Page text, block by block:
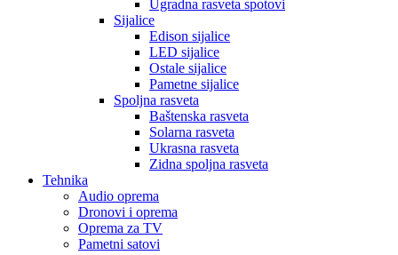
Ugradna rasveta spotovi
Sijalice
Edison sijalice
LED sijalice
Ostale sijalice
Pametne sijalice
Spoljna rasveta
Baštenska rasveta
Solarna rasveta
Ukrasna rasveta
Zidna spoljna rasveta
Tehnika
Audio oprema
Dronovi i oprema
Oprema za TV
Pametni satovi